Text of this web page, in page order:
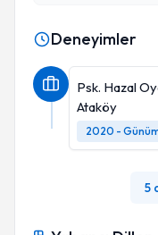
Deneyimler
Psk. Hazal
Ataköy
2020 -
5